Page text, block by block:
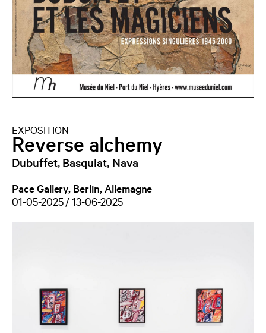
EXPOSITION
Reverse alchemy
Dubuffet, Basquiat, Nava
Pace Gallery, Berlin, Allemagne
01-05-2025 / 13-06-2025